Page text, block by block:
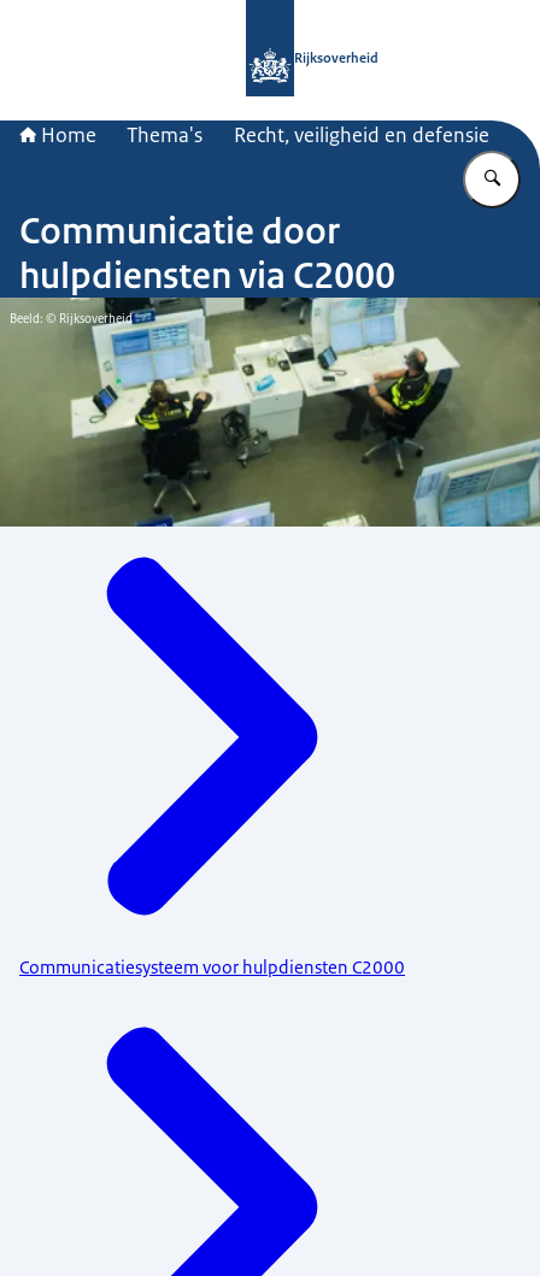
Rijksoverheid
Home Thema's Recht, veiligheid en defensie
Communicatie door
hulpdiensten via C2000
Beeld: © Rijksoverheid
Communicatiesysteem voor hulpdiensten C2000